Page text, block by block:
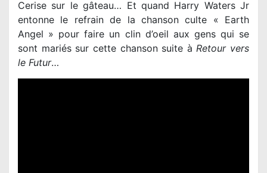
Cerise sur le gâteau… Et quand Harry Waters Jr
entonne le refrain de la chanson culte « Earth
Angel » pour faire un clin d’oeil aux gens qui se
sont mariés sur cette chanson suite à Retour vers
le Futur…